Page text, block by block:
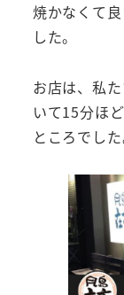
焼かなくて
した。
お店は、私
いて15分ほ
ところでした